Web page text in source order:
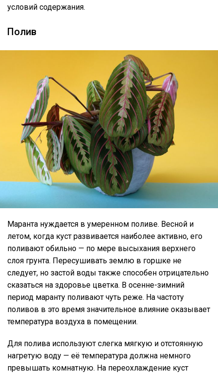
условий содержания.
Полив
Маранта нуждается в умеренном поливе. Весной и
летом, когда куст развивается наиболее активно, его
поливают обильно — по мере высыхания верхнего
слоя грунта. Пересушивать землю в горшке не
следует, но застой воды также способен отрицательно
сказаться на здоровье цветка. В осенне-зимний
период маранту поливают чуть реже. На частоту
поливов в это время значительное влияние оказывает
температура воздуха в помещении.
Для полива используют слегка мягкую и отстоянную
нагретую воду — её температура должна немного
превышать комнатную. На переохлаждение куст